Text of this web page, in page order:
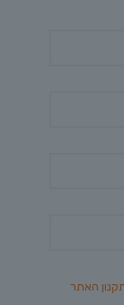
האתר